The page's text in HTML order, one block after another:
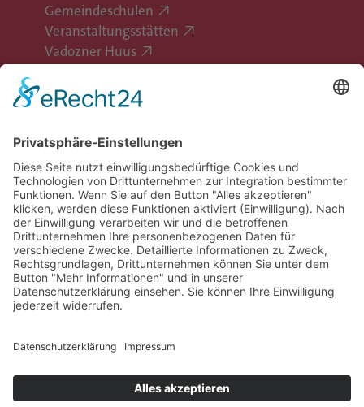
Gemeindeschulen
Veranstaltungsstätten
Vadozner Huus